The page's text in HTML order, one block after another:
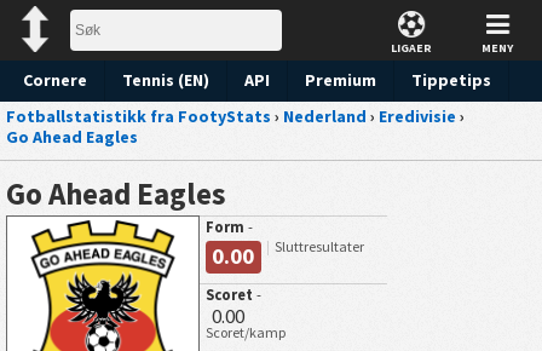
LIGAER MENY
Cornere Tennis (EN) API Premium
Tippetips
Fotballstatistikk fra FootyStats › Nederland › Eredivisie ›
Go Ahead Eagles
Go Ahead Eagles
Form -
0.00 Sluttresultater
Scoret -
0.00
Scoret/kamp